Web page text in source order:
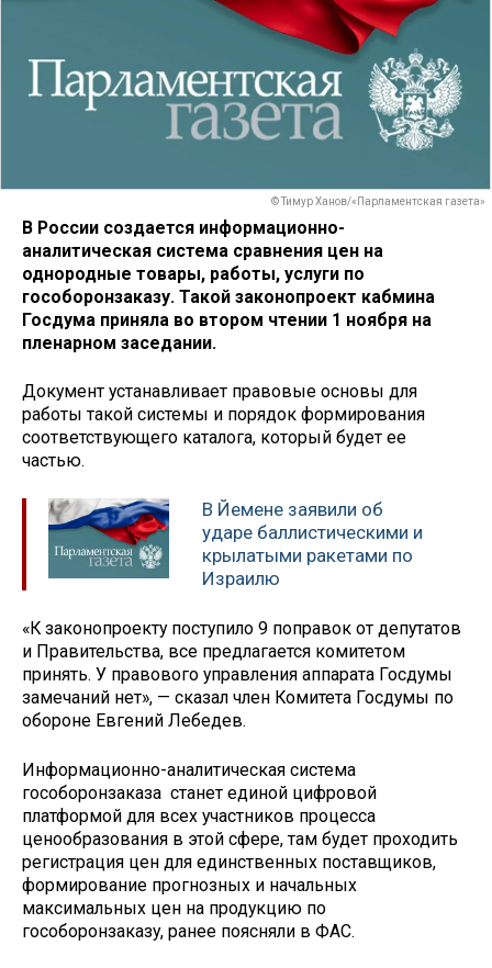
© Тимур Ханов/«Парламентская газета»
В России создается информационно-
аналитическая система сравнения цен на
однородные товары, работы, услуги по
гособоронзаказу. Такой законопроект кабмина
Госдума приняла во втором чтении 1 ноября на
пленарном заседании.
Документ устанавливает правовые основы для
работы такой системы и порядок формирования
соответствующего каталога, который будет ее
частью.
В Йемене заявили об
ударе баллистическими и
крылатыми ракетами по
Израилю
«К законопроекту поступило 9 поправок от депутатов
и Правительства, все предлагается комитетом
принять. У правового управления аппарата Госдумы
замечаний нет», — сказал член Комитета Госдумы по
обороне Евгений Лебедев.
Информационно-аналитическая система
гособоронзаказа станет единой цифровой
платформой для всех участников процесса
ценообразования в этой сфере, там будет проходить
регистрация цен для единственных поставщиков,
формирование прогнозных и начальных
максимальных цен на продукцию по
гособоронзаказу, ранее поясняли в ФАС.